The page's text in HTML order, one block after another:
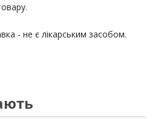
- не є лікарським засобом.